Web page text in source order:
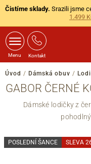
Čistíme sklady. Srazili jsme
1.499
Menu Kontakt
Úvod / Dámská obuv /
GABOR ČERNÉ
Dámské lodičky z
POSLEDNÍ ŠANCE SLEVA